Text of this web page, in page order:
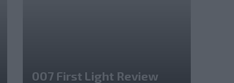
007 First Light Review